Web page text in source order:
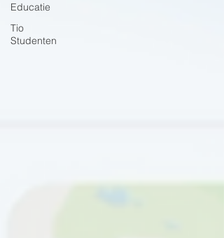
Educatie
Tio
Studenten